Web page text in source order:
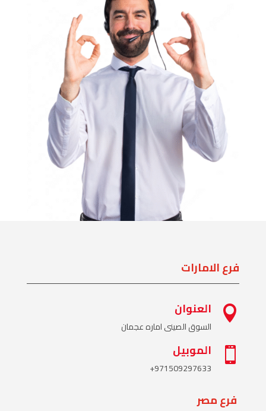
فرع الامارات
 العنوان
السوق الصينى اماره عجمان
 الموبيل
971509297633
+
فرع مصر